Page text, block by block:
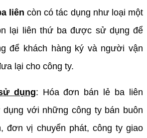
liên còn có tác dụng như loại một
lại liên thứ ba được sử dụng để
để khách hàng ký và người vận
lại cho công ty.
dụng: Hóa đơn bán lẻ ba liên
với những công ty bán buôn
đơn vị chuyển phát, công ty giao